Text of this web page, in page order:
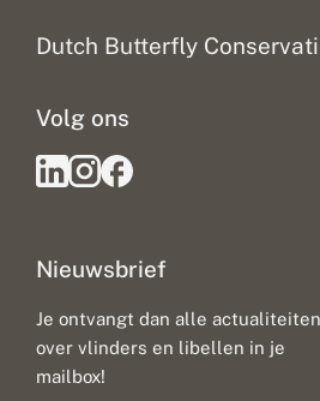
Dutch Butterfly
Nieuwsbrief
Je ontvangt dan alle actualiteiten
over vlinders en libellen in je
mailbox!
Volg ons